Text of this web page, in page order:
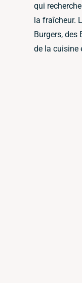
qui
la fraîcheur.
Burgers, des
de la cuisine